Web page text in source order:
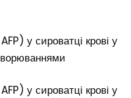
у сироватці крові у
у сироватці крові у